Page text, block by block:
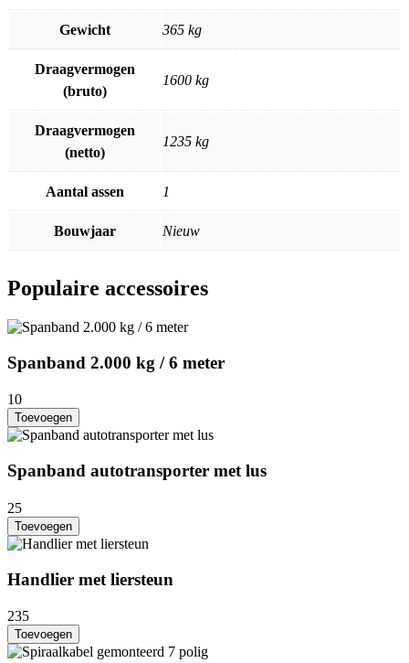
Gewicht 365 kg
Draagvermogen
(bruto)
1600 kg
Draagvermogen
(netto)
1235 kg
Aantal assen 1
Bouwjaar Nieuw
Populaire accessoires
Spanband 2.000 kg / 6 meter
10
Toevoegen
Spanband autotransporter met lus
25
Toevoegen
Handlier met liersteun
235
Toevoegen